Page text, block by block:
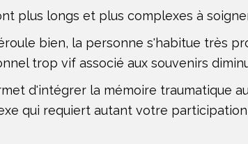
plus longs et plus complexes à
bien, la personne s'habitue très
trop vif associé aux souvenirs
d'intégrer la mémoire traumatique
qui requiert autant votre